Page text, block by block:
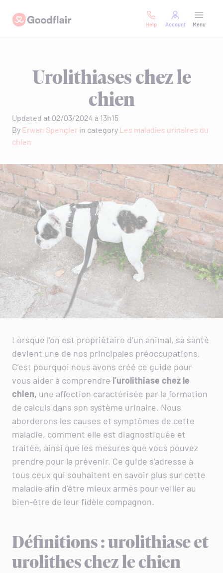
content
Goodflair
Help Account Menu
Urolithiases chez le
chien
Updated at 02/03/2024 à 13h15
By Erwan Spengler in category Les maladies urinaires du
chien
Lorsque l’on est propriétaire d’un animal, sa santé
devient une de nos principales préoccupations.
C’est pourquoi nous avons créé ce guide pour
vous aider à comprendre l’urolithiase chez le
chien, une affection caractérisée par la formation
de calculs dans son système urinaire. Nous
aborderons les causes et symptômes de cette
maladie, comment elle est diagnostiquée et
traitée, ainsi que les mesures que vous pouvez
prendre pour la prévenir. Ce guide s’adresse à
tous ceux qui souhaitent en savoir plus sur cette
maladie afin d’être mieux armés pour veiller au
bien-être de leur fidèle compagnon.
Définitions : urolithiase et
urolithes chez le chien